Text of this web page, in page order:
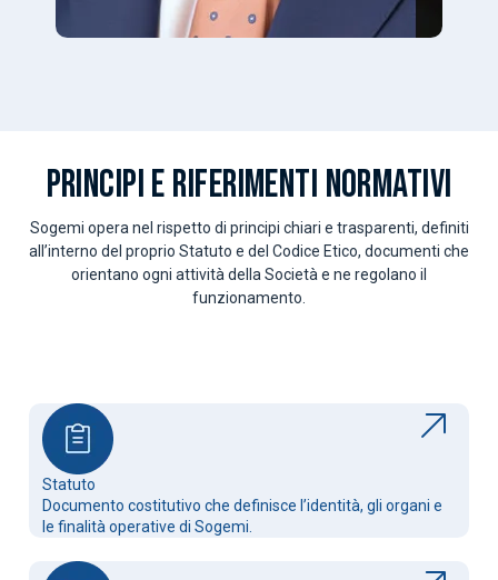
PRINCIPI E RIFERIMENTI NORMATIVI
Sogemi opera nel rispetto di principi chiari e trasparenti, definiti
all’interno del proprio Statuto e del Codice Etico, documenti che
orientano ogni attività della Società e ne regolano il
funzionamento.
Statuto
Documento costitutivo che definisce l’identità, gli organi e
le finalità operative di Sogemi.